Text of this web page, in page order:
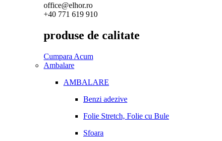
office@elhor.ro
+40 771 619 910
produse de calitate
Cumpara Acum
Ambalare
AMBALARE
Benzi adezive
Folie Stretch, Folie cu Bule
Sfoara